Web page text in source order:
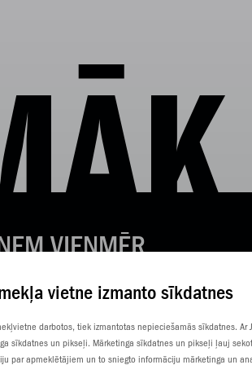
vietne izmanto sīkdatnes
darbotos, tiek izmantotas nepieciešamās sīkdatnes.
sīkdatnes un pikseļi. Mārketinga sīkdatnes un pikseļi ļauj
par apmeklētājiem un to sniegto informāciju mārketinga un
VIENMĒR
ZIŅAS